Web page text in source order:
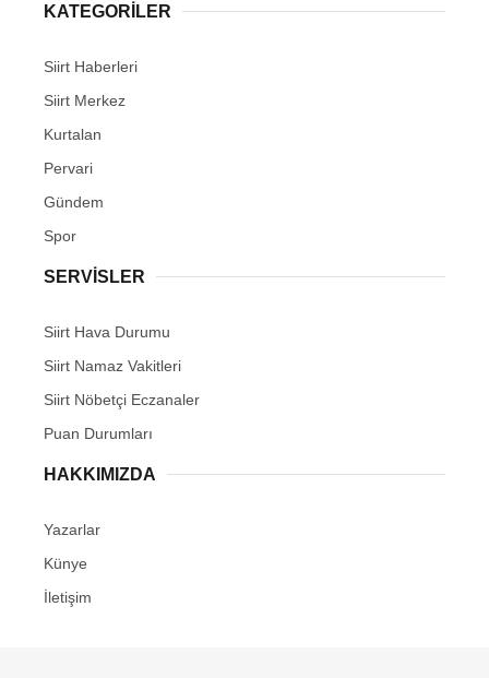
KATEGORİLER
Siirt Haberleri
Siirt Merkez
Kurtalan
Pervari
Gündem
Spor
SERVİSLER
Siirt Hava Durumu
Siirt Namaz Vakitleri
Siirt Nöbetçi Eczanaler
Puan Durumları
HAKKIMIZDA
Yazarlar
Künye
İletişim